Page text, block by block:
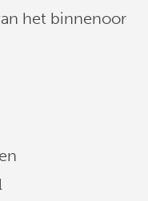
het binnenoor